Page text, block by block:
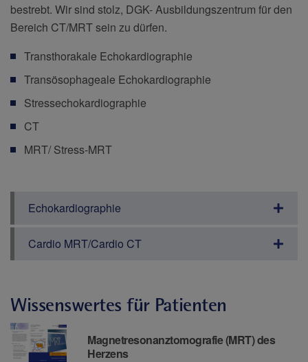
bestrebt. Wir sind stolz, DGK- Ausbildungszentrum für den
Bereich CT/MRT sein zu dürfen.
Transthorakale Echokardiographie
Transösophageale Echokardiographie
Stressechokardiographie
CT
MRT/ Stress-MRT
Echokardiographie
Cardio MRT/Cardio CT
Wissenswertes für Patienten
Downloads
Magnetresonanztomografie (MRT) des
Herzens